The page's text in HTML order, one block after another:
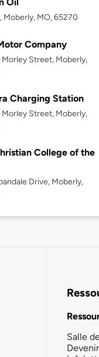
Moberly, MO, 65270
Company
Street, Moberly,
Charging Station
Street, Moberly,
College of the
Drive, Moberly,
Salle